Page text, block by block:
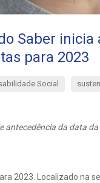
Saber
para 2023
Social
antecedência da data
2023. Localizado na